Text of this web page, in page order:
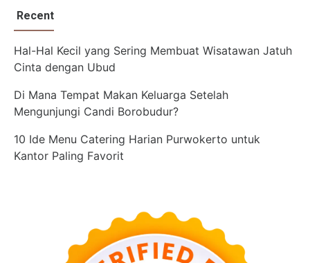
Recent
Hal-Hal Kecil yang Sering Membuat Wisatawan Jatuh
Cinta dengan Ubud
Di Mana Tempat Makan Keluarga Setelah
Mengunjungi Candi Borobudur?
10 Ide Menu Catering Harian Purwokerto untuk
Kantor Paling Favorit